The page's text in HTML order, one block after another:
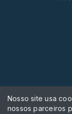
Nosso site usa
nossos parceiros